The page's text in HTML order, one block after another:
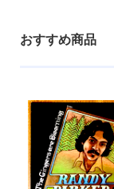
おすすめ商品